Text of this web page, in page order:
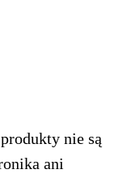
nie są
ani